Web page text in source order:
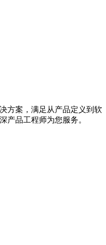
方案，满足从产品定义到软
产品工程师为您服务。